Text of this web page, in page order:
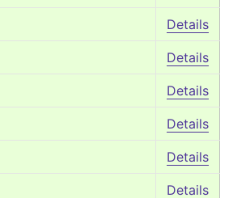
Details
Details
Details
Details
Details
Details